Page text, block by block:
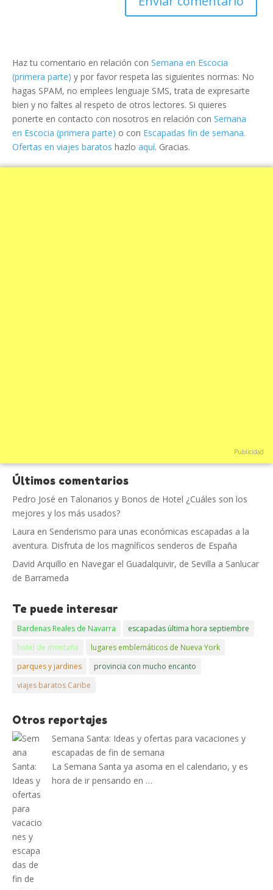
Haz tu comentario en relación con Semana en Escocia
(primera parte) y por favor respeta las siguientes normas: No
hagas SPAM, no emplees lenguaje SMS, trata de expresarte
bien y no faltes al respeto de otros lectores. Si quieres
ponerte en contacto con nosotros en relación con Semana
en Escocia (primera parte) o con Escapadas fin de semana.
Ofertas en viajes baratos hazlo aquí. Gracias.
Publicidad
Últimos comentarios
Pedro José en Talonarios y Bonos de Hotel ¿Cuáles son los
mejores y los más usados?
Laura en Senderismo para unas económicas escapadas a la
aventura. Disfruta de los magníficos senderos de España
David Arquillo en Navegar el Guadalquivir, de Sevilla a Sanlucar
de Barrameda
Te puede interesar
Bardenas Reales de Navarra
escapadas última hora septiembre
hotel de montaña
lugares emblemáticos de Nueva York
parques y jardines
provincia con mucho encanto
viajes baratos Caribe
Otros reportajes
Semana Santa: Ideas y ofertas para vacaciones y
escapadas de fin de semana
La Semana Santa ya asoma en el calendario, y es
hora de ir pensando en …